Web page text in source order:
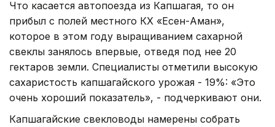
Что касается автопоезда из Капшагая, то он
прибыл с полей местного КХ «Есен-Аман»,
которое в этом году выращиванием сахарной
свеклы занялось впервые, отведя под нее 20
гектаров земли. Специалисты отметили высокую
сахаристость капшагайского урожая - 19%: «Это
очень хороший показатель», - подчеркивают они.
Капшагайские свекловоды намерены собрать